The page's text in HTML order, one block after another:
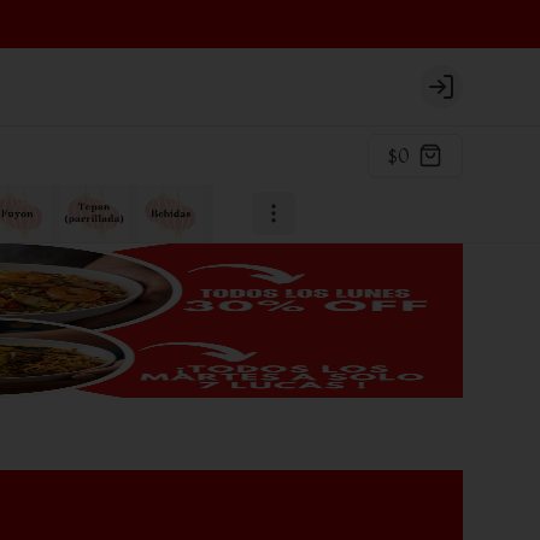
Login
$0